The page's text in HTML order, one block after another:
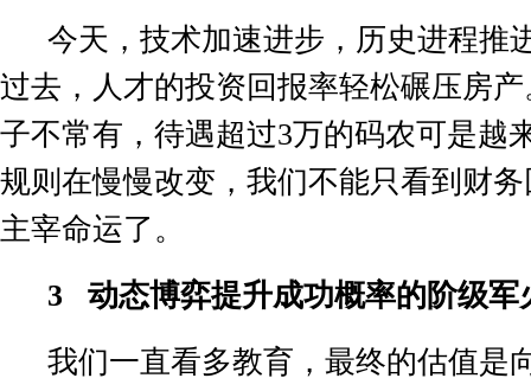
今天，技术加速进步，历史进程推
过去，人才的投资回报率轻松碾压房
子不常有，待遇超过3万的码农可是越
规则在慢慢改变，我们不能只看到财
主宰命运了。
3
动态博弈提升成功概率的阶级军
我们一直看多教育，最终的估值是